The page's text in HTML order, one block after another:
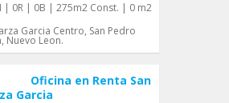
| 0R | 0B | 275m2 Const. | 0 m2
Garcia Centro, San Pedro
Nuevo Leon.
Oficina en Renta San
Garci­a